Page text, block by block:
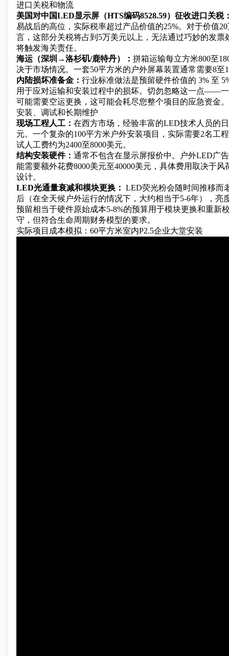
进口关税和物流
美国对中国LED显示屏（HTS编码8528.59）征收进口关税
易战后的高位，实际税率超过产品价值的25%。对于价值
言，这部分关税将占到5万美元以上，无法通过巧妙的发票
将触发海关责任。
海运（深圳→洛杉矶/鹿特丹）： 拼箱运输每立方米800至
决于市场情况。一套50平方米的户外屏幕装置通常需要8至
内陆损坏准备金： 行业标准做法是预留硬件价值的 3% 至
用于应对运输和安装过程中的损坏。切勿忽略这一点——
可能需要空运更换，这可能会耗尽您整个项目的应急资金。
安装、调试和长期维护
现场工程人工： 在西方市场，经验丰富的LED技术人员的
元。一个复杂的100平方米户外安装项目，实际需要2名工
试人工费约为2400至8000美元。
结构安装硬件： 通常不包含在显示屏报价中。户外LED广
能需要额外花费8000美元至40000美元，具体费用取决于
设计。
LED光通量衰减和模块更换： LED荧光粉会随时间推移而
后（在全天候户外运行的情况下，大约相当于5-6年），亮
预留相当于硬件原始成本5-8%的预算用于模块更换和重新
守，但符合生命周期财务模型的要求。
实际项目成本模拟：60平方米室内P2.5企业大堂安装